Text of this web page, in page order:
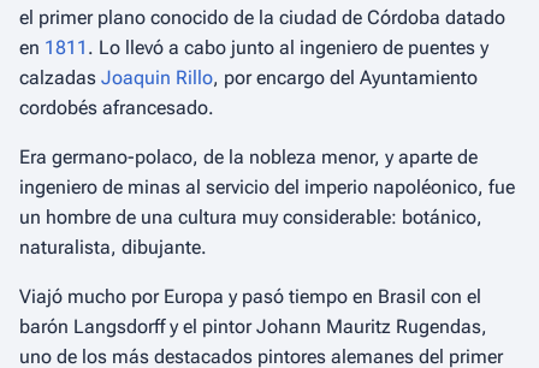
el primer plano conocido de la ciudad de Córdoba datado
en 1811 . Lo llevó a cabo junto al ingeniero de puentes y
calzadas Joaquin Rillo, por encargo del Ayuntamiento
cordobés afrancesado.
Era germano-polaco, de la nobleza menor, y aparte de
ingeniero de minas al servicio del imperio napoléonico, fue
un hombre de una cultura muy considerable: botánico,
naturalista, dibujante.
Viajó mucho por Europa y pasó tiempo en Brasil con el
barón Langsdorff y el pintor Johann Mauritz Rugendas,
uno de los más destacados pintores alemanes del primer